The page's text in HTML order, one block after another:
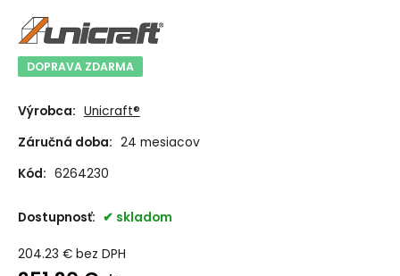
DOPRAVA ZDARMA
Výrobca: Unicraft®
Záručná doba: 24 mesiacov
Kód: 6264230
Dostupnosť: skladom
204.23 € bez DPH